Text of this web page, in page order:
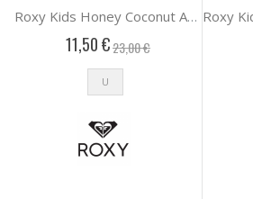
Roxy Kids Honey Coconut Αξεσουαρ Παιδικο Girl
11,50 €23,00 €
U